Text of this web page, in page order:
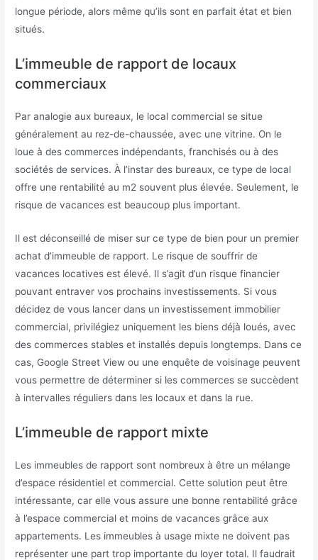
longue période, alors même qu’ils sont en parfait état et bien
situés.
L’immeuble de rapport de locaux
commerciaux
Par analogie aux bureaux, le local commercial se situe
généralement au rez-de-chaussée, avec une vitrine. On le
loue à des commerces indépendants, franchisés ou à des
sociétés de services. À l’instar des bureaux, ce type de local
offre une rentabilité au m2 souvent plus élevée. Seulement, le
risque de vacances est beaucoup plus important.
Il est déconseillé de miser sur ce type de bien pour un premier
achat d’immeuble de rapport. Le risque de souffrir de
vacances locatives est élevé. Il s’agit d’un risque financier
pouvant entraver vos prochains investissements. Si vous
décidez de vous lancer dans un investissement immobilier
commercial, privilégiez uniquement les biens déjà loués, avec
des commerces stables et installés depuis longtemps. Dans ce
cas, Google Street View ou une enquête de voisinage peuvent
vous permettre de déterminer si les commerces se succèdent
à intervalles réguliers dans les locaux et dans la rue.
L’immeuble de rapport mixte
Les immeubles de rapport sont nombreux à être un mélange
d’espace résidentiel et commercial. Cette solution peut être
intéressante, car elle vous assure une bonne rentabilité grâce
à l’espace commercial et moins de vacances grâce aux
appartements. Les immeubles à usage mixte ne doivent pas
représenter une part trop importante du loyer total. Il faudrait